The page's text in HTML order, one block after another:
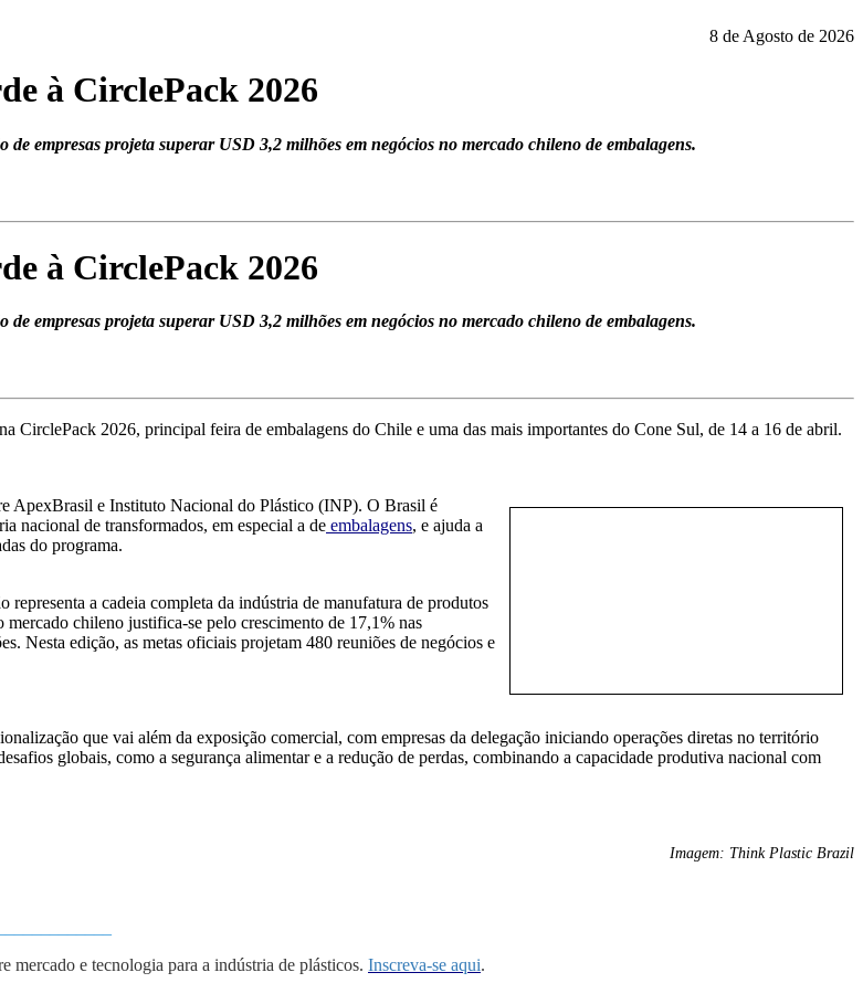
8 de Agosto de 2026
à CirclePack 2026
empresas projeta superar USD 3,2 milhões em negócios no mercado chileno de embalagens.
à CirclePack 2026
empresas projeta superar USD 3,2 milhões em negócios no mercado chileno de embalagens.
CirclePack 2026, principal feira de embalagens do Chile e uma das mais importantes do Cone Sul, de 14 a 16 de abril.
ApexBrasil e Instituto Nacional do Plástico (INP). O Brasil é
nacional de transformados, em especial a de embalagens, e ajuda a
do programa.
a cadeia completa da indústria de manufatura de produtos
chileno justifica-se pelo crescimento de 17,1% nas
Nesta edição, as metas oficiais projetam 480 reuniões de negócios e
que vai além da exposição comercial, com empresas da delegação iniciando operações diretas no território
globais, como a segurança alimentar e a redução de perdas, combinando a capacidade produtiva nacional com
Imagem: Think Plastic Brazil
mercado e tecnologia para a indústria de plásticos. Inscreva-se aqui.